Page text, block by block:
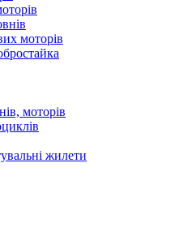
моторів
моторів
жилети